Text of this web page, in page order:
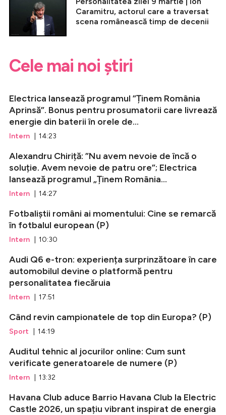
Caramitru, actorul care a traversat
scena românească timp de decenii
Cele mai noi știri
Electrica lansează programul ”Ținem România
Aprinsă”. Bonus pentru prosumatorii care livrează
energie din baterii în orele de...
Intern | 14:23
Alexandru Chiriță: ”Nu avem nevoie de încă o
soluție. Avem nevoie de patru ore”; Electrica
lansează programul „Ținem România...
Intern | 14:27
Fotbaliștii români ai momentului: Cine se remarcă
în fotbalul european (P)
Intern | 10:30
Audi Q6 e-tron: experiența surprinzătoare în care
automobilul devine o platformă pentru
personalitatea fiecăruia
Intern | 17:51
Când revin campionatele de top din Europa? (P)
Sport | 14:19
Auditul tehnic al jocurilor online: Cum sunt
verificate generatoarele de numere (P)
Intern | 13:32
Havana Club aduce Barrio Havana Club la Electric
Castle 2026, un spațiu vibrant inspirat de energia